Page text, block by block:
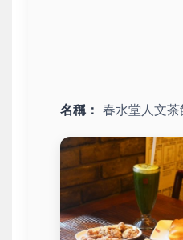
名稱： 春水堂人文茶